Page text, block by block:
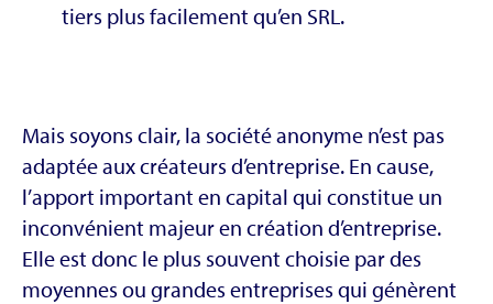
tiers plus facilement qu’en SRL.
Mais soyons clair, la société anonyme n’est pas
adaptée aux créateurs d’entreprise. En cause,
l’apport important en capital qui constitue un
inconvénient majeur en création d’entreprise.
Elle est donc le plus souvent choisie par des
moyennes ou grandes entreprises qui génèrent